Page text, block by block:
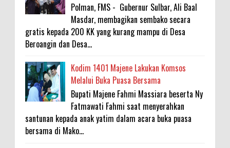
Polman, FMS - Gubernur Sulbar, Ali Baal
Masdar, membagikan sembako secara
gratis kepada 200 KK yang kurang mampu di Desa
Beroangin dan Desa...
Kodim 1401 Majene Lakukan Komsos
Melalui Buka Puasa Bersama
Bupati Majene Fahmi Massiara beserta Ny
Fatmawati Fahmi saat menyerahkan
santunan kepada anak yatim dalam acara buka puasa
bersama di Mako...